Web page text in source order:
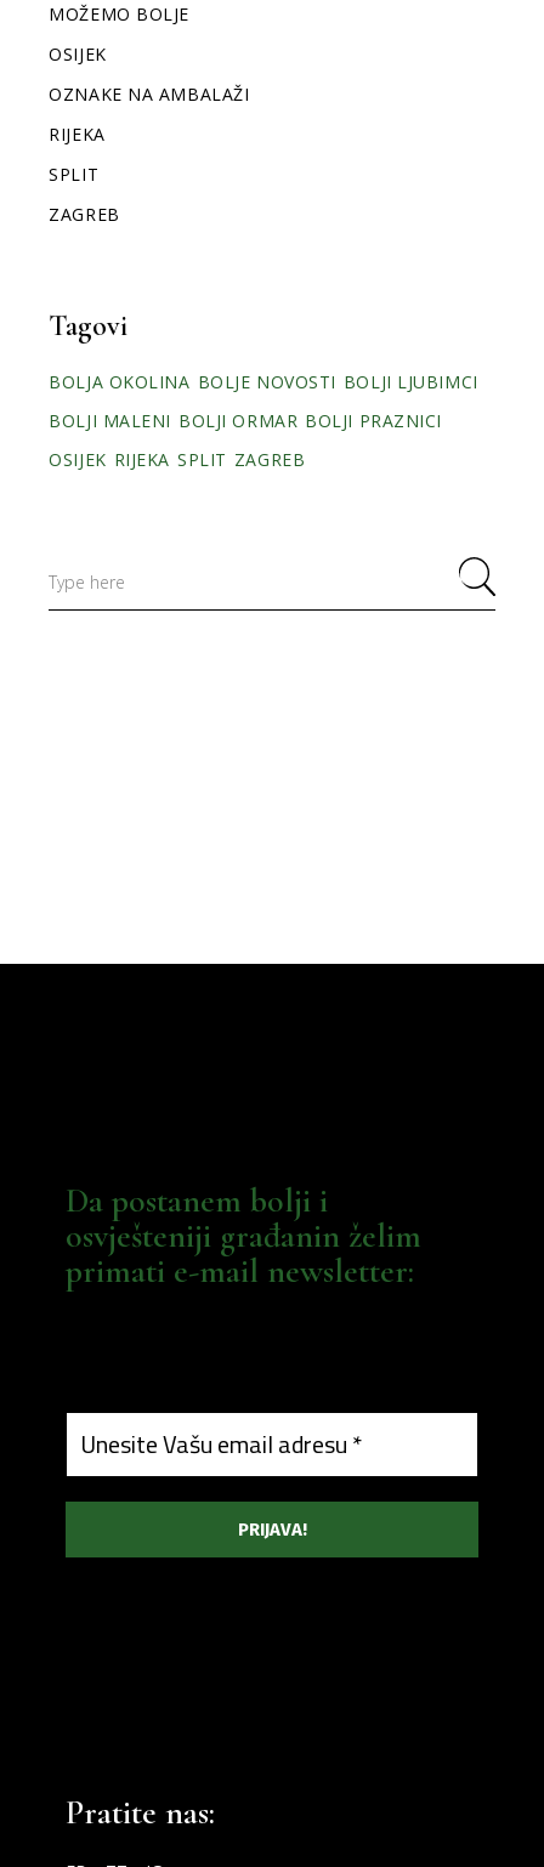
MOŽEMO BOLJE
OSIJEK
OZNAKE NA AMBALAŽI
RIJEKA
SPLIT
ZAGREB
Tagovi
BOLJA OKOLINA BOLJE NOVOSTI BOLJI LJUBIMCI
BOLJI MALENI BOLJI ORMAR BOLJI PRAZNICI
OSIJEK RIJEKA SPLIT ZAGREB
for:
Da postanem bolji i
osvješteniji građanin želim
primati e-mail newsletter:
Pratite nas: